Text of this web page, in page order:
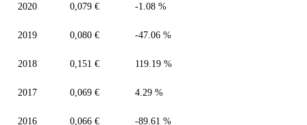
2020 0,079 € -1.08 %
2019 0,080 € -47.06 %
2018 0,151 € 119.19 %
2017 0,069 € 4.29 %
2016 0,066 € -89.61 %